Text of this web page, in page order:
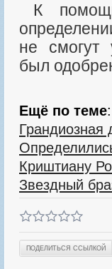
К помощи повторов судьи будут прибегать при
не смогут
был
Ещё по теме:
Грандиозная
Криштиану
Звездный
ПОДЕЛИТЬСЯ ССЫЛКОЙ